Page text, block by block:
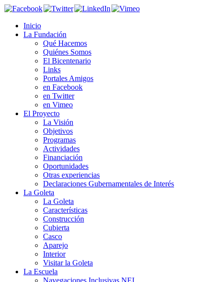
Inicio
La Fundación
Qué Hacemos
Quiénes Somos
El Bicentenario
Links
Portales Amigos
en Facebook
en Twitter
en Vimeo
El Proyecto
La Visión
Objetivos
Programas
Actividades
Financiación
Oportunidades
Otras experiencias
Declaraciones Gubernamentales de Interés
La Goleta
La Goleta
Características
Construcción
Cubierta
Casco
Aparejo
Interior
Visitar la Goleta
La Escuela
Navegaciones Inclusivas NEI